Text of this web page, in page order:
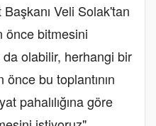
Veli Solak'tan
önce bitmesini
da olabilir, herhangi bir
bu toplantının
pahalılığına göre